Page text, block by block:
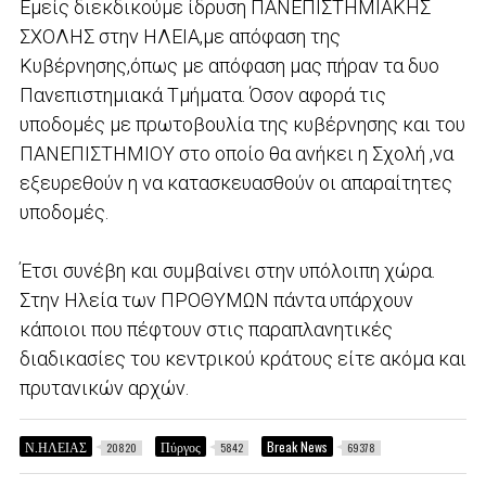
Εμείς διεκδικούμε ίδρυση ΠΑΝΕΠΙΣΤΗΜΙΑΚΗΣ
ΣΧΟΛΗΣ στην ΗΛΕΙΑ,με απόφαση της
Κυβέρνησης,όπως με απόφαση μας πήραν τα δυο
Πανεπιστημιακά Τμήματα. Όσον αφορά τις
υποδομές με πρωτοβουλία της κυβέρνησης και του
ΠΑΝΕΠΙΣΤΗΜΙΟΥ στο οποίο θα ανήκει η Σχολή ,να
εξευρεθούν η να κατασκευασθούν οι απαραίτητες
υποδομές.
Έτσι συνέβη και συμβαίνει στην υπόλοιπη χώρα.
Στην Ηλεία των ΠΡΟΘΥΜΩΝ πάντα υπάρχουν
κάποιοι που πέφτουν στις παραπλανητικές
διαδικασίες του κεντρικού κράτους είτε ακόμα και
πρυτανικών αρχών.
Ν.ΗΛΕΙΑΣ 20820 Πύργος 5842 Break News 69378